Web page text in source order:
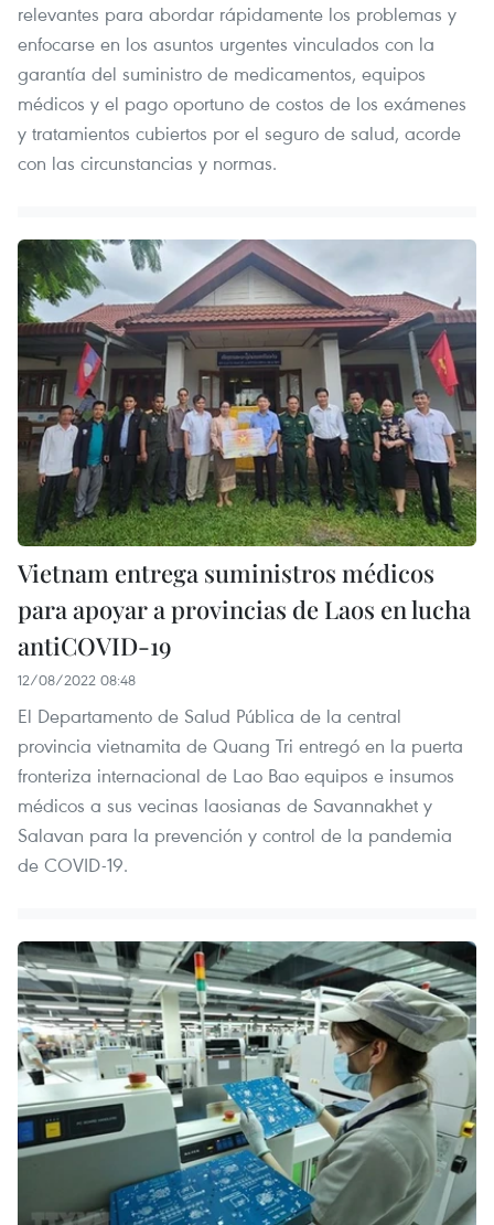
relevantes para abordar rápidamente los problemas y
enfocarse en los asuntos urgentes vinculados con la
garantía del suministro de medicamentos, equipos
médicos y el pago oportuno de costos de los exámenes
y tratamientos cubiertos por el seguro de salud, acorde
con las circunstancias y normas.
Vietnam entrega suministros médicos
para apoyar a provincias de Laos en lucha
antiCOVID-19
12/08/2022 08:48
El Departamento de Salud Pública de la central
provincia vietnamita de Quang Tri entregó en la puerta
fronteriza internacional de Lao Bao equipos e insumos
médicos a sus vecinas laosianas de Savannakhet y
Salavan para la prevención y control de la pandemia
de COVID-19.